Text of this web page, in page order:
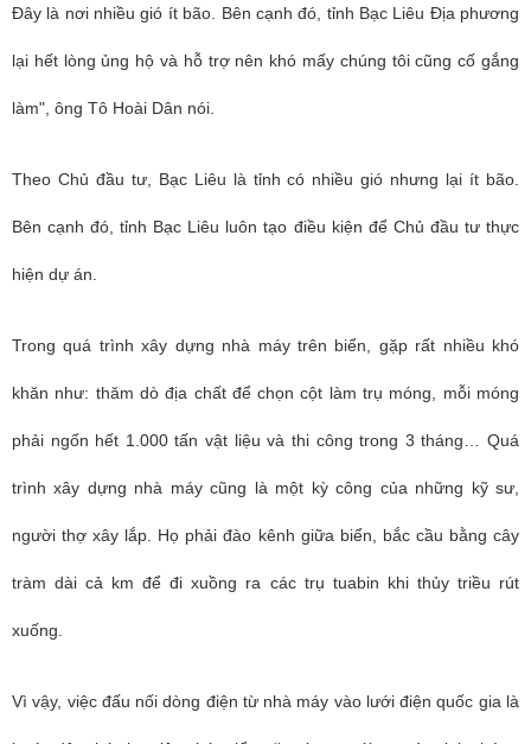
Đây là nơi nhiều gió ít bão. Bên cạnh đó, tỉnh Bạc Liêu Địa phương
lại hết lòng ủng hộ và hỗ trợ nên khó mấy chúng tôi cũng cố gắng
làm", ông Tô Hoài Dân nói.
Theo Chủ đầu tư, Bạc Liêu là tỉnh có nhiều gió nhưng lại ít bão.
Bên cạnh đó, tỉnh Bạc Liêu luôn tạo điều kiện để Chủ đầu tư thực
hiện dự án.
Trong quá trình xây dựng nhà máy trên biển, gặp rất nhiều khó
khăn như: thăm dò địa chất để chọn cột làm trụ móng, mỗi móng
phải ngốn hết 1.000 tấn vật liệu và thi công trong 3 tháng… Quá
trình xây dựng nhà máy cũng là một kỳ công của những kỹ sư,
người thợ xây lắp. Họ phải đào kênh giữa biển, bắc cầu bằng cây
tràm dài cả km để đi xuồng ra các trụ tuabin khi thủy triều rút
xuống.
Vì vậy, việc đấu nối dòng điện từ nhà máy vào lưới điện quốc gia là